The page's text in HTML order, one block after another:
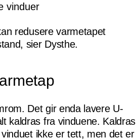
vinduer
redusere varmetapet
sier Dysthe.
Det gir enda lavere U-
kaldras fra vinduene. Kaldras
ikke er tett, men det er